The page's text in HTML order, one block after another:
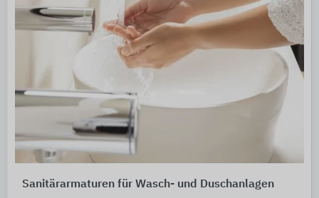
Sanitärarmaturen für Wasch- und Duschanlagen